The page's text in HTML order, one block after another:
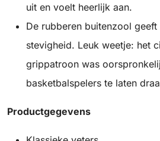
uit en voelt heerlijk aan.
De rubberen buitenzool
stevigheid. Leuk weetje: het
grippatroon was
basketbalspelers te laten
Productgegevens